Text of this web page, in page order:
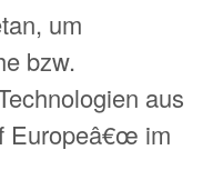
um
bzw.
aus
Europeâ€œ im